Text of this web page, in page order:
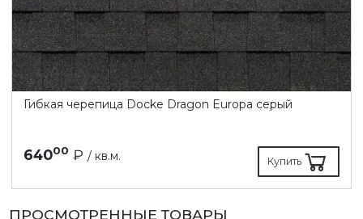
Гибкая черепица Docke Dragon Europa серый
64000 ₽ / кв.м. Купить
ПРОСМОТРЕННЫЕ ТОВАРЫ